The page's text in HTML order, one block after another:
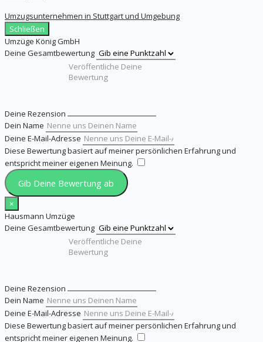
Umzugsunternehmen in Stuttgart und Umgebung
Schließen
Umzüge König GmbH
Deine Gesamtbewertung
Deine Rezension
Dein Name
Deine E-Mail-Adresse
Diese Bewertung basiert auf meiner persönlichen Erfahrung und
entspricht meiner eigenen Meinung.
Gib Deine Bewertung ab
×
Hausmann Umzüge
Deine Gesamtbewertung
Deine Rezension
Dein Name
Deine E-Mail-Adresse
Diese Bewertung basiert auf meiner persönlichen Erfahrung und
entspricht meiner eigenen Meinung.